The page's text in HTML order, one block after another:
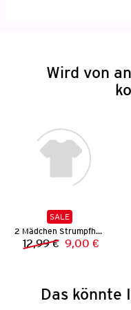
Wird von
SALE
2 Mädchen Strumpfhosen
Vorheriger
12,99 € Neuer Preis:
9,00 €
Das könnte